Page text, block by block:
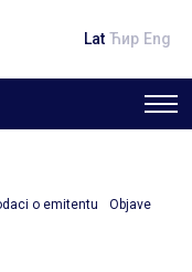
Lat Ћир Eng
o emitentu Objave